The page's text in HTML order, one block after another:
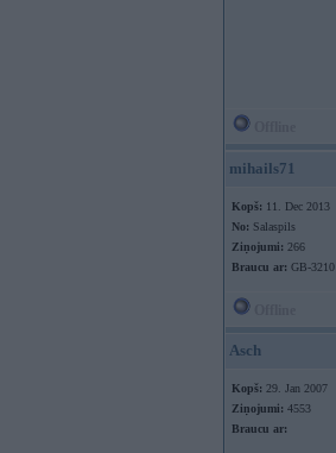
mihails71
Kopš: 11. Dec 2013
No: Salaspils
Ziņojumi: 266
Braucu ar: GB-3210
Asch
Kopš: 29. Jan 2007
Ziņojumi: 4553
Braucu ar: